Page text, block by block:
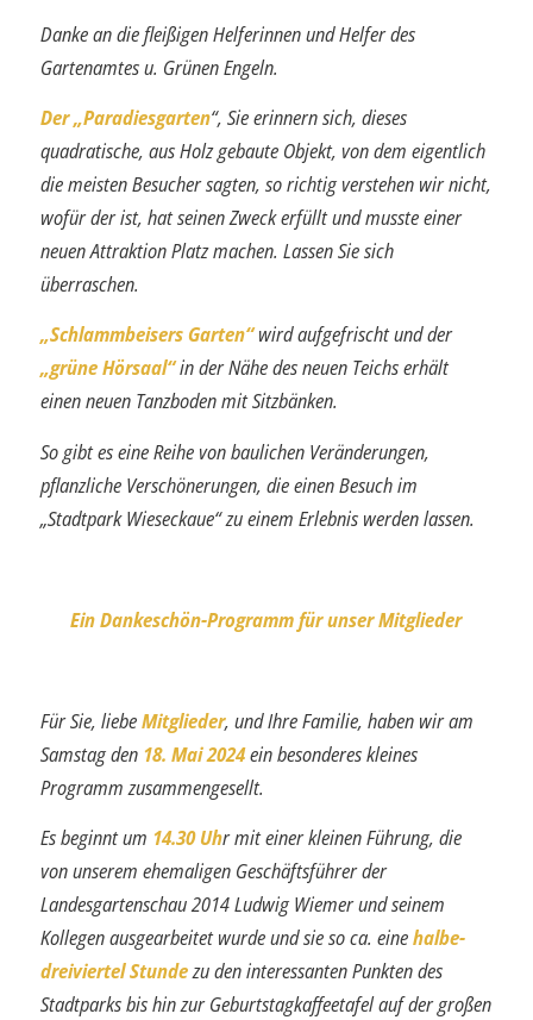
Danke an die fleißigen Helferinnen und Helfer des
Gartenamtes u. Grünen Engeln.
Der „Paradiesgarten“, Sie erinnern sich, dieses
quadratische, aus Holz gebaute Ob­jekt, von dem eigentlich
die meisten Besucher sagten, so richtig verstehen wir nicht,
wofür der ist, hat seinen Zweck erfüllt und musste einer
neuen Attraktion Platz machen. Lassen Sie sich
überraschen.
„Schlammbeisers Garten“wird aufgefrischt und der
„grüne Hörsaal“in der Nähe des neuen Teichs erhält
einen neuen Tanzboden mit Sitzbänken.
So gibt es eine Reihe von baulichen Veränderungen,
pflanzliche Verschönerungen, die einen Besuch im
„Stadtpark Wieseckaue“ zu einem Erlebnis werden lassen.
Ein Dankeschön-Programm für unser Mitglieder
Für Sie, liebeMitglieder, und Ihre Familie, haben wir am
Samstag den 18. Mai 2024ein besonderes kleines
Programm zusammengesellt.
Es beginnt um 14.30 Uhr mit einer kleinen Führung, die
von unserem ehemaligen Ge­schäftsführer der
Landesgartenschau 2014 Ludwig Wiemer und seinem
Kollegen aus­gearbeitet wurde und sie so ca. einehalbe-
dreiviertel Stundezu den interessanten Punkten des
Stadtparks bis hin zur Geburtstagkaffeetafel auf der großen